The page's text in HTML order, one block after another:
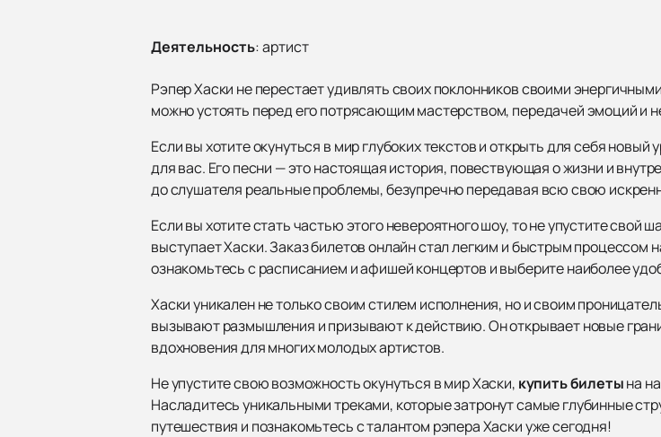
Деятельность:артист
Рэпер Хаски не перестает удивлять своих поклонников своими
можно устоять перед его потрясающим мастерством, передачей эмоций и
Если вы хотите окунуться в мир глубоких текстов и открыть для себя
для вас. Его песни — это настоящая история, повествующая о жизни и
до слушателя реальные проблемы, безупречно передавая всю свою
Если вы хотите стать частью этого невероятного шоу, то не упустите свой
выступает Хаски. Заказ билетов онлайн стал легким и быстрым
ознакомьтесь с расписанием и афишей концертов и выберите наиболее
Хаски уникален не только своим стилем исполнения, но и своим
вызывают размышления и призывают к действию. Он открывает новые
вдохновения для многих молодых артистов.
Не упустите свою возможность окунуться в мир Хаски, купить билетына
Насладитесь уникальными треками, которые затронут самые глубинные
путешествия и познакомьтесь с талантом рэпера Хаски уже сегодня!